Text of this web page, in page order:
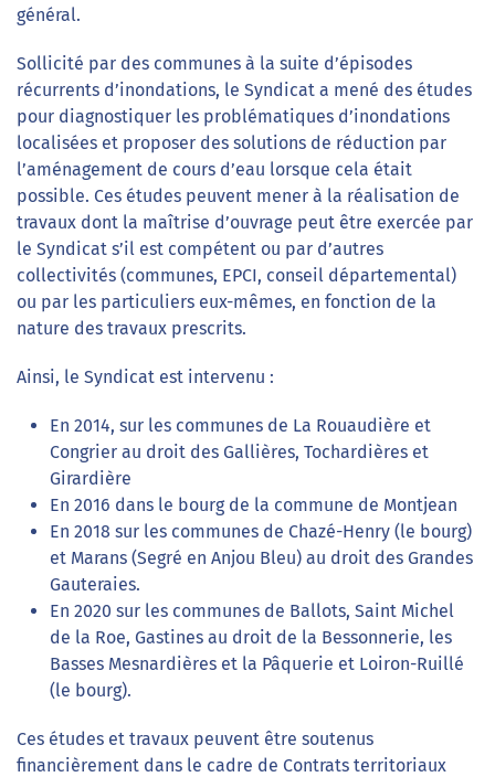
général.
Sollicité par des communes à la suite d’épisodes
récurrents d’inondations, le Syndicat a mené des études
pour diagnostiquer les problématiques d’inondations
localisées et proposer des solutions de réduction par
l’aménagement de cours d’eau lorsque cela était
possible. Ces études peuvent mener à la réalisation de
travaux dont la maîtrise d’ouvrage peut être exercée par
le Syndicat s’il est compétent ou par d’autres
collectivités (communes, EPCI, conseil départemental)
ou par les particuliers eux-mêmes, en fonction de la
nature des travaux prescrits.
Ainsi, le Syndicat est intervenu :
En 2014, sur les communes de La Rouaudière et
Congrier au droit des Gallières, Tochardières et
Girardière
En 2016 dans le bourg de la commune de Montjean
En 2018 sur les communes de Chazé-Henry (le bourg)
et Marans (Segré en Anjou Bleu) au droit des Grandes
Gauteraies.
En 2020 sur les communes de Ballots, Saint Michel
de la Roe, Gastines au droit de la Bessonnerie, les
Basses Mesnardières et la Pâquerie et Loiron-Ruillé
(le bourg).
Ces études et travaux peuvent être soutenus
financièrement dans le cadre de Contrats territoriaux